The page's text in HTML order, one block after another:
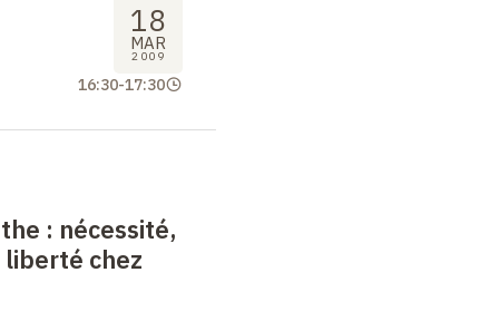
18
MAR
2009
16:30-17:30
: nécessité,
chez